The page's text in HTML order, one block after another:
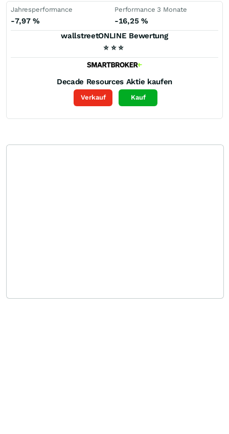
Jahresperformance
-7,97%
Performance 3 Monate
-16,25 %
wallstreetONLINE Bewertung
⭐ ⭐ ⭐
Decade Resources Aktie kaufen
Verkauf Kauf